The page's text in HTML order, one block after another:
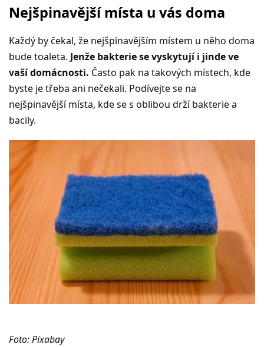
Nejšpinavější místa u vás doma
Každý by čekal, že nejšpinavějším místem u něho doma
bude toaleta. Jenže bakterie se vyskytují i jinde ve
vaší domácnosti. Často pak na takových místech, kde
byste je třeba ani nečekali. Podívejte se na
nejšpinavější místa, kde se s oblibou drží bakterie a
bacily.
Foto: Pixabay